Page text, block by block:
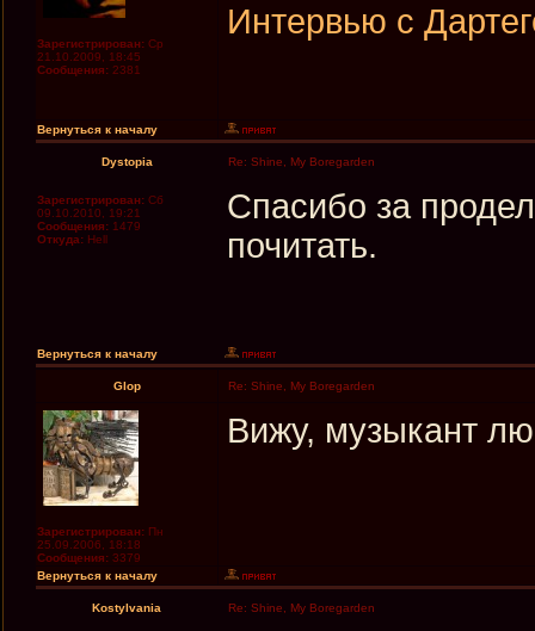
Зарегистрирован: Ср
21.10.2009, 18:45
Сообщения: 2381
Интервью с
Вернуться к началу
Dystopia Re: Shine, My Boregarden
Зарегистрирован: Сб
09.10.2010, 19:21
Сообщения: 1479
Откуда: Hell
Спасибо за
почитать.
Вернуться к началу
Glop Re: Shine, My Boregarden
Зарегистрирован: Пн
25.09.2006, 18:18
Сообщения: 3379
Вижу, музыкант
Вернуться к началу
Kostylvania Re: Shine, My Boregarden